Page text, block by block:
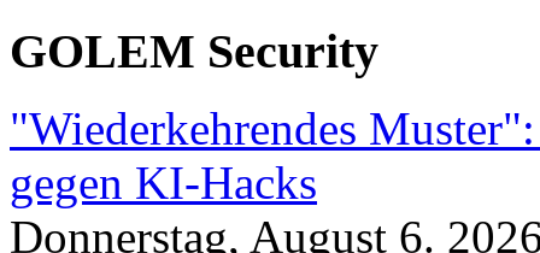
GOLEM Security
"Wiederkehrendes
gegen KI-Hacks
Donnerstag, August 6.